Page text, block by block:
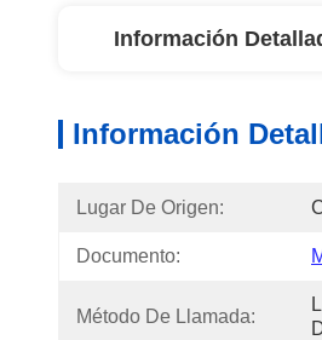
Información
Información
Lugar De Origen:
Documento:
Método De Llamada: